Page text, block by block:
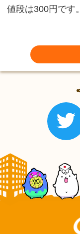
値段は300円です。